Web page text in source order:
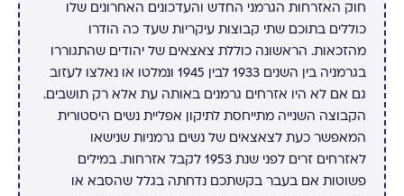
חוק האזרחות הגרמני החדש והעדכונים האחרונים שלו
כוללים בתוכם שתי קבוצות עיקריות שעד כה הודרו
מהזכאות. הראשונה כוללת צאצאים של יהודים שהתגוררו
בגרמניה בין השנים 1933 לבין 1945 ונמלטו או נאלצו לעזוב
גם אם לא היו אזרחים גרמנים באותה עת אלא רק תושבים.
הקבוצה השנייה מתייחסת לתיקון אפליית נשים היסטורית
המאפשר כעת לצאצאים של נשים גרמניות שנישאו
לאזרחים זרים לפני שנת 1953 לקבל אזרחות. במילים
פשוטות אם בעבר בקשתכם נדחתה בגלל שהסבא או